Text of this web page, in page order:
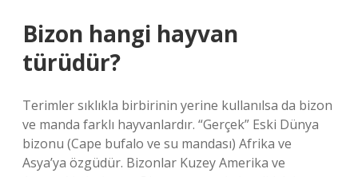
Bizon hangi hayvan
türüdür?
Terimler sıklıkla birbirinin yerine kullanılsa da bizon
ve manda farklı hayvanlardır. “Gerçek” Eski Dünya
bizonu (Cape bufalo ve su mandası) Afrika ve
Asya’ya özgüdür. Bizonlar Kuzey Amerika ve